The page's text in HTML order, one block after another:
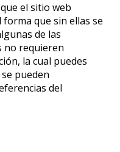
el sitio web
que sin ellas se
de las
no requieren
la cual puedes
pueden
del